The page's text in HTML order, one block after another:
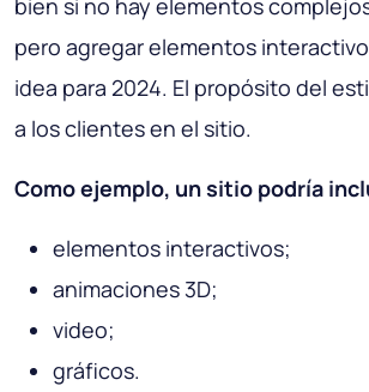
bien si no hay elementos
pero agregar elementos
idea para 2024. El propósito del
a los clientes en el sitio.
Como ejemplo, un sitio podría
elementos interactivos;
animaciones 3D;
video;
gráficos.